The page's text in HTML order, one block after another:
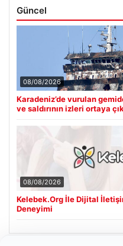
Güncel
08/08/2026
Karadeniz’de vurulan
ve saldırının izleri ortaya
08/08/2026
Kelebek.Org İle Dijital
Deneyimi